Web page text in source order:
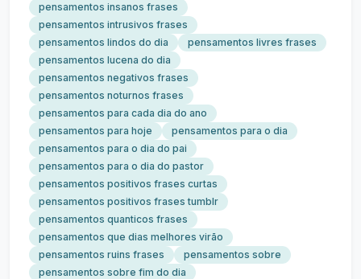
pensamentos insanos frases
pensamentos intrusivos frases
pensamentos lindos do dia
pensamentos livres frases
pensamentos lucena do dia
pensamentos negativos frases
pensamentos noturnos frases
pensamentos para cada dia do ano
pensamentos para hoje
pensamentos para o dia
pensamentos para o dia do pai
pensamentos para o dia do pastor
pensamentos positivos frases curtas
pensamentos positivos frases tumblr
pensamentos quanticos frases
pensamentos que dias melhores virão
pensamentos ruins frases
pensamentos sobre
pensamentos sobre fim do dia